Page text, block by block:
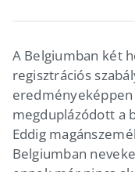
A Belgiumban két
regisztrációs
megduplázódott a
Eddig
Belgiumban